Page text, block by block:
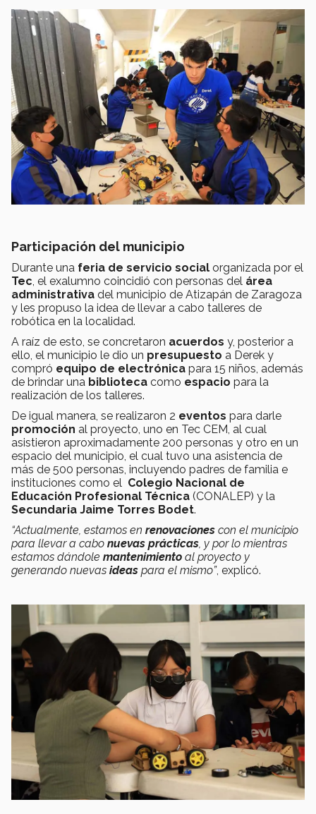
Participación del municipio
Durante una feria de servicio social organizada por el
Tec, el exalumno coincidió con personas del área
administrativa del municipio de Atizapán de Zaragoza
y les propuso la idea de llevar a cabo talleres de
robótica en la localidad.
A raíz de esto, se concretaron acuerdos y, posterior a
ello, el municipio le dio un presupuesto a Derek y
compró equipo de electrónica para 15 niños, además
de brindar una biblioteca como espacio para la
realización de los talleres.
De igual manera, se realizaron 2 eventos para darle
promoción al proyecto, uno en Tec CEM, al cual
asistieron aproximadamente 200 personas y otro en un
espacio del municipio, el cual tuvo una asistencia de
más de 500 personas, incluyendo padres de familia e
instituciones como el Colegio Nacional de
Educación Profesional Técnica (CONALEP) y la
Secundaria Jaime Torres Bodet.
“Actualmente, estamos en renovaciones con el municipio
para llevar a cabo nuevas prácticas, y por lo mientras
estamos dándole mantenimiento al proyecto y
generando nuevas ideas para el mismo”, explicó.